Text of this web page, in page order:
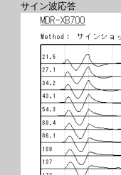
サイン波応答